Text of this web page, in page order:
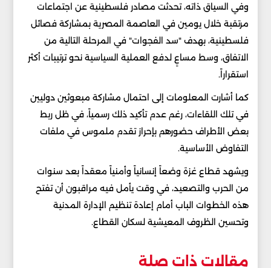
وفي السياق ذاته، تحدثت مصادر فلسطينية عن اجتماعات
مرتقبة خلال يومين في العاصمة المصرية بمشاركة فصائل
فلسطينية، بهدف "سد الفجوات" في المرحلة التالية من
الاتفاق، وسط مساعٍ لدفع العملية السياسية نحو ترتيبات أكثر
استقراراً.
كما أشارت المعلومات إلى احتمال مشاركة مبعوثين دوليين
في تلك اللقاءات، رغم عدم تأكيد ذلك رسمياً، في ظل ربط
بعض الأطراف حضورهم بإحراز تقدم ملموس في ملفات
التفاوض الأساسية.
ويشهد قطاع غزة وضعاً إنسانياً وأمنياً معقداً بعد سنوات
من الحرب والتصعيد، في وقت يأمل فيه مراقبون أن تفتح
هذه الخطوات الباب أمام إعادة تنظيم الإدارة المدنية
وتحسين الظروف المعيشية لسكان القطاع.
مقالات ذات صلة